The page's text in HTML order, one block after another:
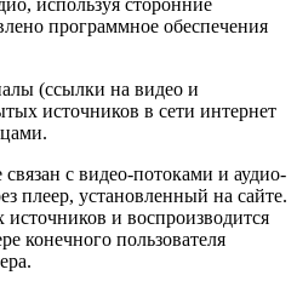
используя сторонние
программное обеспечения
(ссылки на видео и
источников в сети интернет
с видео-потоками и аудио-
плеер, установленный на сайте.
источников и воспроизводится
конечного пользователя